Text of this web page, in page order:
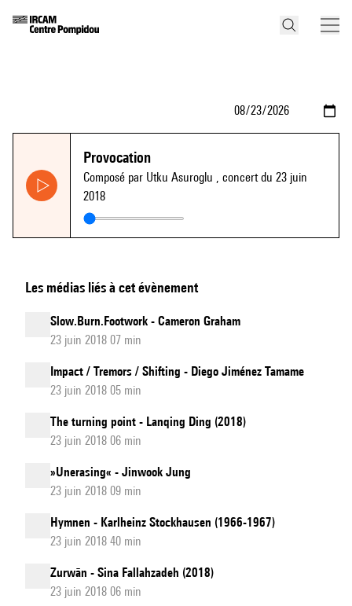
Provocation
Composé par Utku Asuroglu , concert du 23 juin
2018
Les médias liés à cet évènement
Slow.Burn.Footwork - Cameron Graham
23 juin 2018 07 min
Impact / Tremors / Shifting - Diego Jiménez Tamame
23 juin 2018 05 min
The turning point - Lanqing Ding (2018)
23 juin 2018 06 min
»Unerasing« - Jinwook Jung
23 juin 2018 09 min
Hymnen - Karlheinz Stockhausen (1966-1967)
23 juin 2018 40 min
Zurwān - Sina Fallahzadeh (2018)
23 juin 2018 06 min